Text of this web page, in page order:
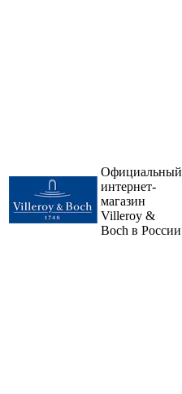
Официальный
интернет-
магазин
Villeroy &
Boch в России